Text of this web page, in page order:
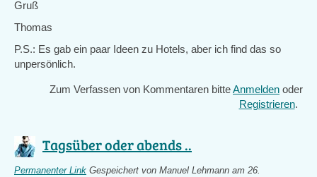
Gruß
Thomas
P.S.: Es gab ein paar Ideen zu Hotels, aber ich find das so
unpersönlich.
Zum Verfassen von Kommentaren bitteAnmelden oder
Registrieren.
Tagsüber oder abends ..
Permanenter Link Gespeichert von Manuel Lehmann am 26.